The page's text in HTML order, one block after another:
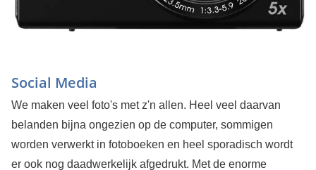
Social Media
We maken veel foto's met z'n allen. Heel veel daarvan
belanden bijna ongezien op de computer, sommigen
worden verwerkt in fotoboeken en heel sporadisch wordt
er ook nog daadwerkelijk afgedrukt. Met de enorme